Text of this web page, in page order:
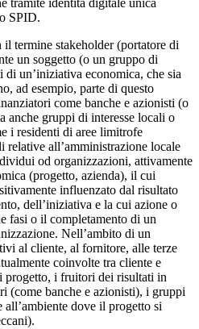
tramite identità digitale unica
SPID.
il termine stakeholder (portatore di
un soggetto (o un gruppo di
un’iniziativa economica, che sia
ad esempio, parte di questo
come banche e azionisti (o
anche gruppi di interesse locali o
i residenti di aree limitrofe
relative all’amministrazione locale
od organizzazioni, attivamente
(progetto, azienda), il cui
influenzato dal risultato
dell’iniziativa e la cui azione o
fasi o il completamento di un
Nell’ambito di un
al cliente, al fornitore, alle terze
coinvolte tra cliente e
progetto, i fruitori dei risultati in
(come banche e azionisti), i gruppi
dove il progetto si